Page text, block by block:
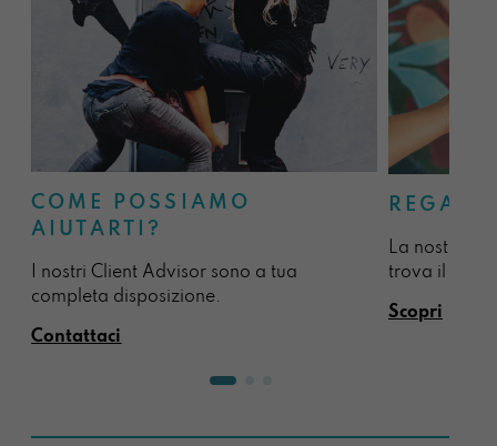
COME POSSIAMO
AIUTARTI?
I nostri Client Advisor sono a tua
completa disposizione.
Contattaci
La nostra
trova il
Scopri